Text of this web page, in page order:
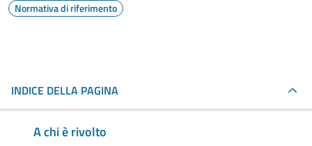
Normativa di riferimento
INDICE DELLA PAGINA
A chi è rivolto